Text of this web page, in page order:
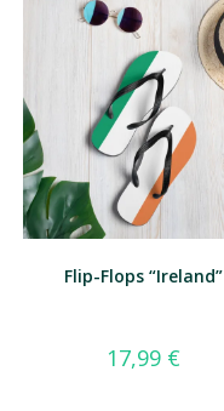
Flip-Flops “Ireland”
17,99 €